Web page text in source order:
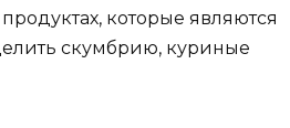
которые являются
скумбрию, куриные